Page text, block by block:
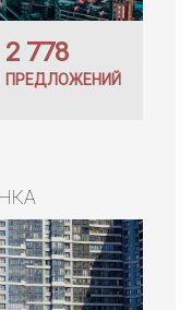
2 778
ПРЕДЛОЖЕНИЙ